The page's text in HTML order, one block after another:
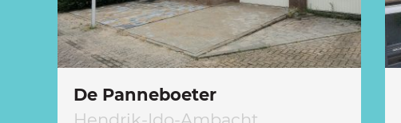
De Panneboeter